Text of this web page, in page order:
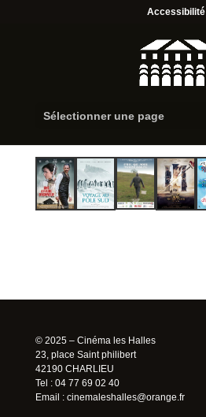
Accessibilité
Sélectionner une page
© 2025 – Cinéma les Halles
23, place Saint philibert
42190 CHARLIEU
Tel : 04 77 69 02 40
Email : cinemaleshalles@orange.fr